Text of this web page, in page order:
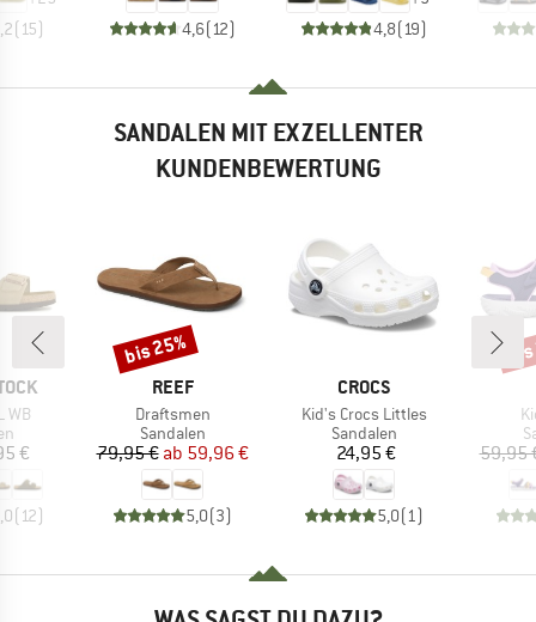
(15) 4,6(12)
4,8(19)
SANDALEN MIT EXZELLENTER
KUNDENBEWERTUNG
WB
€
(12)
MARKE
REEF
Artikel
Draftsmen
Produktgruppe
Sandalen
Preis
79,95 € reduzierter Preis
ab 59,96 €
5,0(3)
Rabatt
bis 25%
MARKE
CROCS
Artikel
Kid's Crocs Littles
Produktgruppe
Sandalen
Preis
24,95 €
5,0(1)
59,95